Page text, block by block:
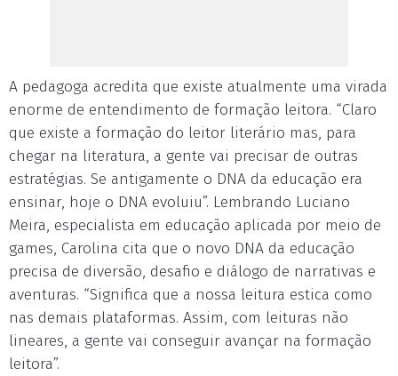
A pedagoga acredita que existe atualmente uma virada
enorme de entendimento de formação leitora. “Claro
que existe a formação do leitor literário mas, para
chegar na literatura, a gente vai precisar de outras
estratégias. Se antigamente o DNA da educação era
ensinar, hoje o DNA evoluiu”. Lembrando Luciano
Meira, especialista em educação aplicada por meio de
games, Carolina cita que o novo DNA da educação
precisa de diversão, desafio e diálogo de narrativas e
aventuras. “Significa que a nossa leitura estica como
nas demais plataformas. Assim, com leituras não
lineares, a gente vai conseguir avançar na formação
leitora”.